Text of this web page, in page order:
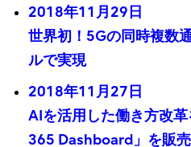
2018年11月29日
世界初！5Gの同時複数
ルで実現
2018年11月27日
AIを活用した働き方改
365 Dashboard」を販